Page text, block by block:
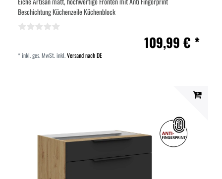
Beschichtung Küchenzeile Küchenblock
109,99 € *
*inkl. ges. MwSt.inkl.Versand nach DE